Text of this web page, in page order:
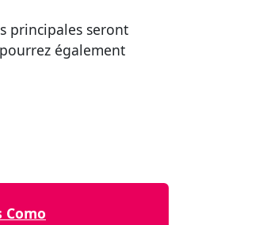
principales seront
également